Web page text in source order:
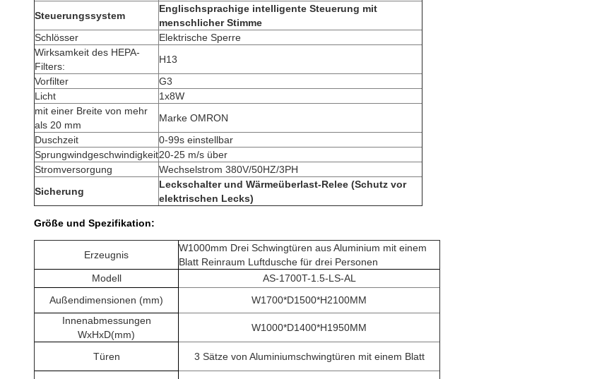
Steuerungssystem
Englischsprachige intelligente Steuerung mit
menschlicher Stimme
Schlösser
Elektrische Sperre
Wirksamkeit des HEPA-
Filters:
H13
Vorfilter
G3
Licht
1x8W
mit einer Breite von mehr
als 20 mm
Marke OMRON
Duschzeit
0-99s einstellbar
Sprungwindgeschwindigkeit20-25 m/s über
Stromversorgung
Wechselstrom 380V/50HZ/3PH
Sicherung
Leckschalter und Wärmeüberlast-Relee (Schutz vor
elektrischen Lecks)
Größe und Spezifikation:
Erzeugnis
W1000mm Drei Schwingtüren aus Aluminium mit einem
Blatt Reinraum Luftdusche für drei Personen
Modell
AS-1700T-1.5-LS-AL
Außendimensionen (mm)
W1700*D1500*H2100MM
Innenabmessungen
WxHxD(mm)
W1000*D1400*H1950MM
Türen 3 Sätze von Aluminiumschwingtüren mit einem Blatt